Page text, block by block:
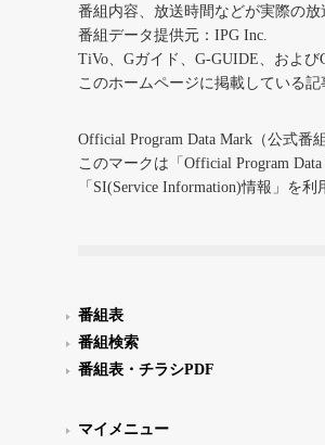
番組内容、放送時間などが実際の放
番組データ提供元：IPG Inc.
TiVo、Gガイド、G-GUIDE、およ
このホームページに掲載している
Official Program Data Mark（公式番
このマークは「Official Program
「SI(Service Information)情報」を
番組表
番組検索
番組表・チラシPDF
マイメニュー